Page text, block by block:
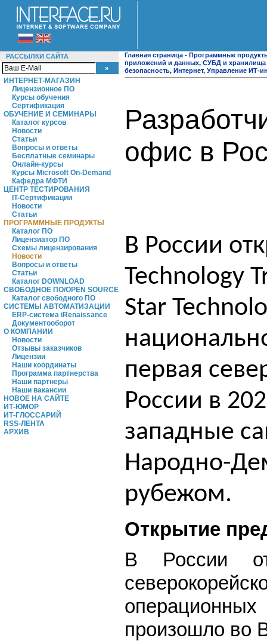
РАССЫЛКИ САЙТА
ИНТЕРНЕТ-МАГАЗИН
Лицензионное ПО
Курсы обучения
Сертификация
ОБУЧЕНИЕ И СЕМИНАРЫ
Каталог курсов
Новости
Статьи
Вопросы и ответы
Бесплатные семинары
Онлайн-курсы
Курсы Microsoft On-Demand
Кафедра МФТИ
ЦЕНТР ТЕСТИРОВАНИЯ
IT-Сертификации
Новости
Статьи
ПРОГРАММНЫЕ ПРОДУКТЫ
Каталог ПО
Лицензиатор ПО
Схемы лицензирования
Новости
Вопросы и ответы
Статьи
Каталог DOWNLOAD
СВОБОДНОЕ ПО/OPEN SOURCE
Каталог свободного ПО
СИСТЕМЫ АВТОМАТИЗАЦИИ
ERP-система iRenaissance
Документооборот
О КОМПАНИИ
Новости
Отзывы заказчиков
Лицензии
Наши координаты
Программа партнерства
Наши партнеры
Наши вакансии
НОВОЕ НА САЙТЕ
ИТ-ЮМОР
ИТ-ГЛОССАРИЙ
RSS-ЛЕНТА
АРХИВ
Главная страница - Программные
приложений и данных, СУБД и хранилища
безопасность, Интернет, Управление ИТ-
офис в
В России
Technology
Star
первая
России в
западные
Народно-
рубежом.
Открытие
В России
произошло во